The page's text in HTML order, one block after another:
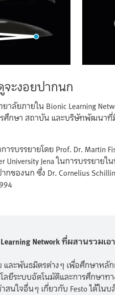
จะงอยปากนก
าลัยภายใน Bionic Learning
ศึกษา สถาบัน และบริษัทพัฒนาที่
รบรรยายโดย Prof. Dr. Martin
Jena ในการบรรยา
องนก ซึ่ง Dr. Cornelius
Network ที่ผสานรวม
และพันธมิตรต่างๆ เพื่อศึกษาห
ยีระบบอัตโนมัติและการศึกษาทา
ใจอื่นๆ เกี่ยวกับ Festo ได้ในบ